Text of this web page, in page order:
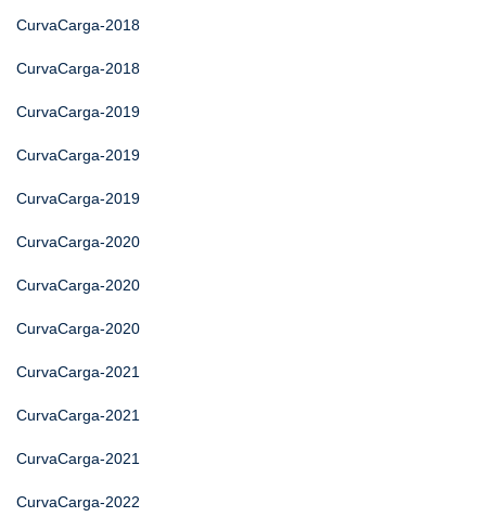
CurvaCarga-2018
CurvaCarga-2018
CurvaCarga-2019
CurvaCarga-2019
CurvaCarga-2019
CurvaCarga-2020
CurvaCarga-2020
CurvaCarga-2020
CurvaCarga-2021
CurvaCarga-2021
CurvaCarga-2021
CurvaCarga-2022